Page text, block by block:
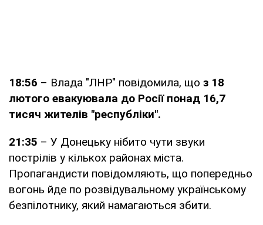
18:56 – Влада "ЛНР" повідомила, що з 18
лютого евакуювала до Росії понад 16,7
тисяч жителів "республіки".
21:35 – У Донецьку нібито чути звуки
пострілів у кількох районах міста.
Пропагандисти повідомляють, що попередньо
вогонь йде по розвідувальному українському
безпілотнику, який намагаються збити.